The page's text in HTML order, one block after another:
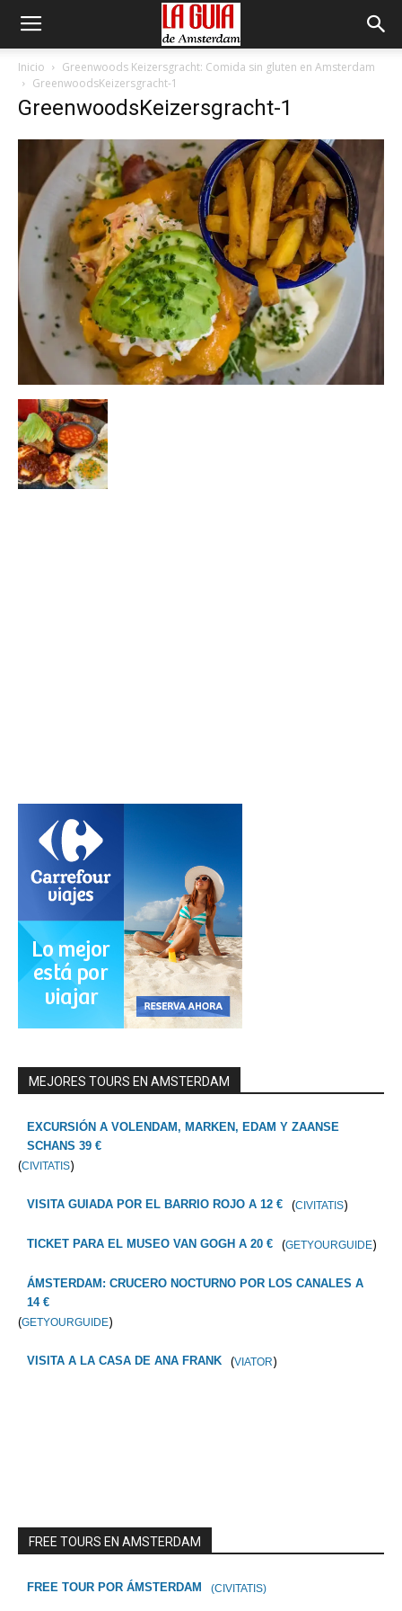
Inicio
Greenwoods Keizersgracht: Comida sin gluten en Amsterdam
GreenwoodsKeizersgracht-1
GreenwoodsKeizersgracht-1
MEJORES TOURS EN AMSTERDAM
EXCURSIÓN A VOLENDAM, MARKEN, EDAM Y ZAANSE
SCHANS 39 €
(CIVITATIS)
VISITA GUIADA POR EL BARRIO ROJO A 12 € (CIVITATIS)
TICKET PARA EL MUSEO VAN GOGH A 20 € (GETYOURGUIDE)
ÁMSTERDAM: CRUCERO NOCTURNO POR LOS CANALES A
14 €
(GETYOURGUIDE)
VISITA A LA CASA DE ANA FRANK (VIATOR)
FREE TOURS EN AMSTERDAM
FREE TOUR POR ÁMSTERDAM (CIVITATIS)